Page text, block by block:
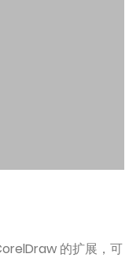
的扩展，可